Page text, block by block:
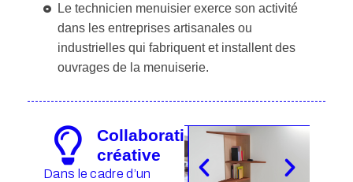
Le technicien menuisier exerce son activité
dans les entreprises artisanales ou
industrielles qui fabriquent et installent des
ouvrages de la menuiserie.
Collaboration
créative
Dans le cadre d’un